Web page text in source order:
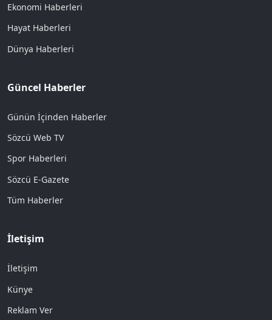
Ekonomi Haberleri
Hayat Haberleri
Dünya Haberleri
Güncel Haberler
Günün İçinden Haberler
Sözcü Web TV
Spor Haberleri
Sözcü E-Gazete
Tüm Haberler
İletişim
İletişim
Künye
Reklam Ver